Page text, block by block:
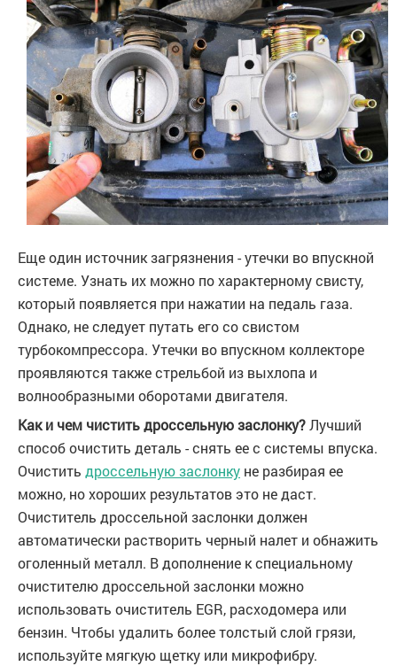
Еще один источник загрязнения - утечки во впускной
системе. Узнать их можно по характерному свисту,
который появляется при нажатии на педаль газа.
Однако, не следует путать его со свистом
турбокомпрессора. Утечки во впускном коллекторе
проявляются также стрельбой из выхлопа и
волнообразными оборотами двигателя.
Как и чем чистить дроссельную заслонку?Лучший
способ очистить деталь - снять ее с системы впуска.
Очистить дроссельную заслонку не разбирая ее
можно, но хороших результатов это не даст.
Очиститель дроссельной заслонки должен
автоматически растворить черный налет и обнажить
оголенный металл. В дополнение к специальному
очистителю дроссельной заслонки можно
использовать очиститель EGR, расходомера или
бензин. Чтобы удалить более толстый слой грязи,
используйте мягкую щетку или микрофибру.